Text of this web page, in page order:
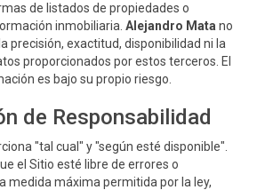
de listados de propiedades o
inmobiliaria. Alejandro Mata no
precisión, exactitud, disponibilidad ni la
proporcionados por estos terceros. El
es bajo su propio riesgo.
de Responsabilidad
"tal cual" y "según esté disponible".
el Sitio esté libre de errores o
medida máxima permitida por la ley,